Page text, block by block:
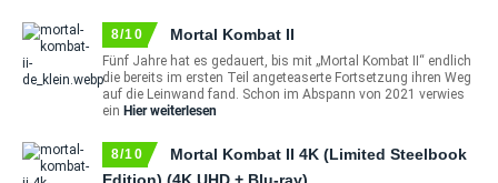
8/10 Mortal Kombat II
Fünf Jahre hat es gedauert, bis mit „Mortal Kombat II“ endlich
die bereits im ersten Teil angeteaserte Fortsetzung ihren Weg
auf die Leinwand fand. Schon im Abspann von 2021 verwies
ein Hier weiterlesen
8/10
Mortal Kombat II 4K (Limited Steelbook